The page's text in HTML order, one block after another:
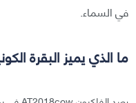
في السماء.
ما الذي يميز البقرة